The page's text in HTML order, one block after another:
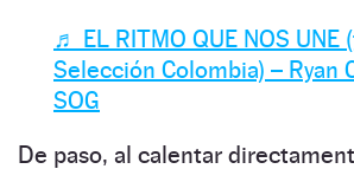
♬ EL RITMO QUE NOS UNE
Selección Colombia) – Ryan
SOG
De paso, al calentar